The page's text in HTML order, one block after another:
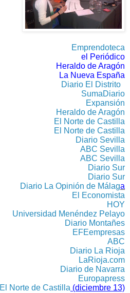
Emprendoteca
el Periódico
Heraldo de Aragón
La Nueva España
Diario El Distrito
SumaDiario
Expansión
Heraldo de Aragón
El Norte de Castilla
El Norte de Castilla
Diario Sevilla
ABC Sevilla
ABC Sevilla
Diario Sur
Diario Sur
Diario La Opinión de Málaga
El Economista
HOY
Universidad Menéndez Pelayo
Diario Montañes
EFEempresas
ABC
Diario La Rioja
LaRioja.com
Diario de Navarra
Europapress
El Norte de Castilla (diciembre 13)